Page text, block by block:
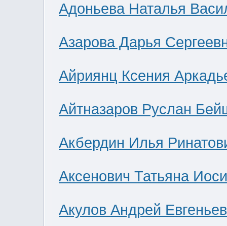
Адоньева Наталья
Азарова Дарья
Айриянц Ксения
Айтназаров Руслан
Акбердин Илья
Аксенович Татьяна
Акулов Андрей